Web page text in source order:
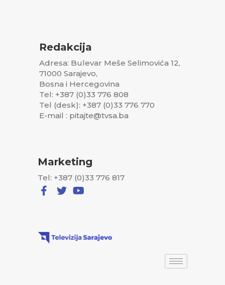
Redakcija
Adresa: Bulevar Meše Selimovića 12,
71000 Sarajevo,
Bosna i Hercegovina
Tel: +387 (0)33 776 808
Tel (desk): +387 (0)33 776 770
E-mail : pitajte@tvsa.ba
Marketing
Tel: +387 (0)33 776 817